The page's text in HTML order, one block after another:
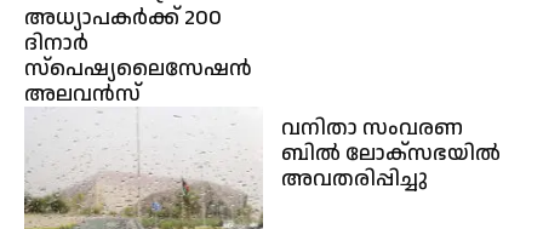
അധ്യാപകർക്ക് 200
ദിനാർ
സ്‌പെഷ്യലൈസേഷൻ
അലവൻസ്
വനിതാ സംവരണ
ബിൽ ലോക്‌സഭയിൽ
അവതരിപ്പിച്ചു